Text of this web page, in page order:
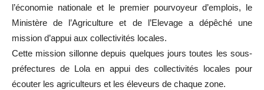
l’économie nationale et le premier pourvoyeur d’emplois, le
Ministère de l’Agriculture et de l’Elevage a dépêché une
mission d’appui aux collectivités locales.
Cette mission sillonne depuis quelques jours toutes les sous-
préfectures de Lola en appui des collectivités locales pour
écouter les agriculteurs et les éleveurs de chaque zone.